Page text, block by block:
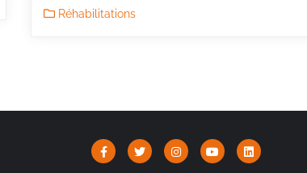
Réhabilitations